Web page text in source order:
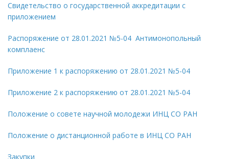
Свидетельство о государственной аккредитации с
приложением
Распоряжение от 28.01.2021 №5-04 Антимонопольный
комплаенс
Приложение 1 к распоряжению от 28.01.2021 №5-04
Приложение 2 к распоряжению от 28.01.2021 №5-04
Положение о совете научной молодежи ИНЦ СО РАН
Положение о дистанционной работе в ИНЦ СО РАН
Закупки